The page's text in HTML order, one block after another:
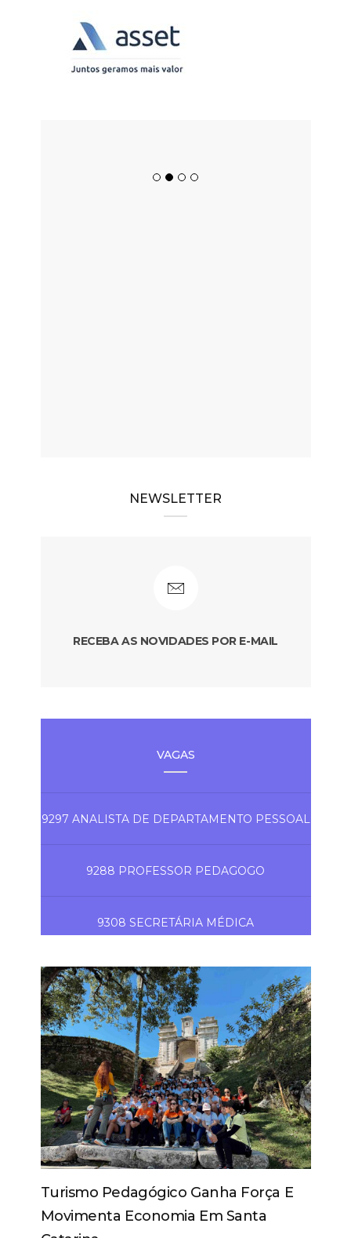
NEWSLETTER
RECEBA AS NOVIDADES POR E-MAIL
VAGAS
9297 ANALISTA DE DEPARTAMENTO PESSOAL
9288 PROFESSOR PEDAGOGO
9308 SECRETÁRIA MÉDICA
Turismo Pedagógico Ganha Força E
Movimenta Economia Em Santa